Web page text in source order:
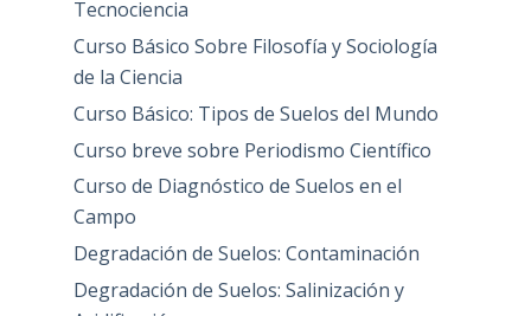
Tecnociencia
Curso Básico Sobre Filosofía y Sociología
de la Ciencia
Curso Básico: Tipos de Suelos del Mundo
Curso breve sobre Periodismo Científico
Curso de Diagnóstico de Suelos en el
Campo
Degradación de Suelos: Contaminación
Degradación de Suelos: Salinización y